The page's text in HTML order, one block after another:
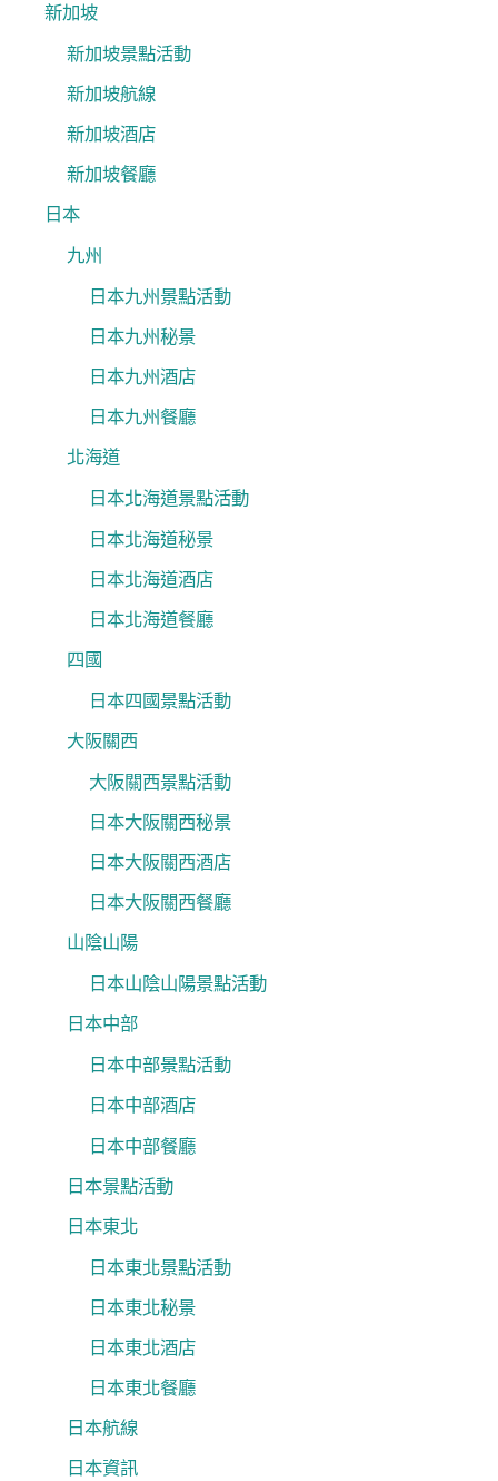
新加坡
新加坡景點活動
新加坡航線
新加坡酒店
新加坡餐廳
日本
九州
日本九州景點活動
日本九州秘景
日本九州酒店
日本九州餐廳
北海道
日本北海道景點活動
日本北海道秘景
日本北海道酒店
日本北海道餐廳
四國
日本四國景點活動
大阪關西
大阪關西景點活動
日本大阪關西秘景
日本大阪關西酒店
日本大阪關西餐廳
山陰山陽
日本山陰山陽景點活動
日本中部
日本中部景點活動
日本中部酒店
日本中部餐廳
日本景點活動
日本東北
日本東北景點活動
日本東北秘景
日本東北酒店
日本東北餐廳
日本航線
日本資訊